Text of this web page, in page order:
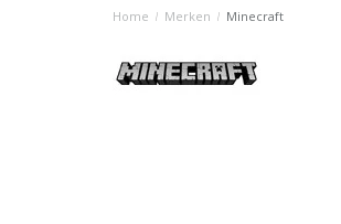
Home / Merken / Minecraft